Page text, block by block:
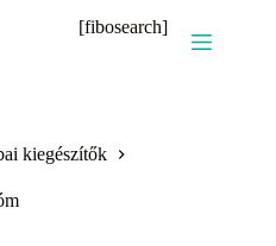
[fibosearch]
kiegészítők